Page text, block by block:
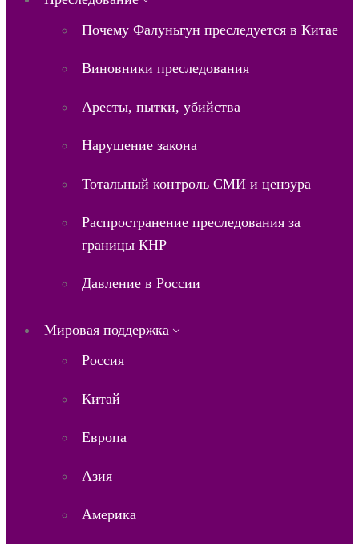
Почему Фалуньгун преследуется в Китае
Виновники преследования
Аресты, пытки, убийства
Нарушение закона
Тотальный контроль СМИ и цензура
Распространение преследования за
границы КНР
Давление в России
Мировая поддержка
Россия
Китай
Европа
Азия
Америка